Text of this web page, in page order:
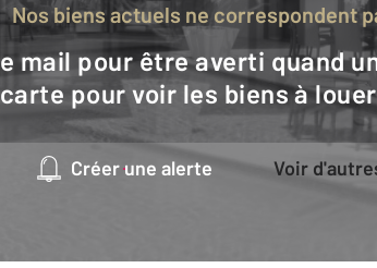
Nos biens actuels ne correspondent
carte pour voir les biens à
Créer une alerte Voir